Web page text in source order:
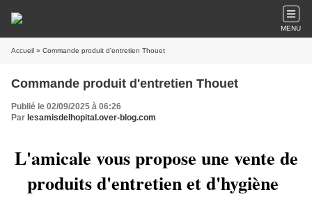
MENU
Accueil » Commande produit d'entretien Thouet
Commande produit d'entretien Thouet
Publié le 02/09/2025 à 06:26
Par lesamisdelhopital.over-blog.com
L'amicale vous propose une vente de
produits d'entretien et d'hygiène